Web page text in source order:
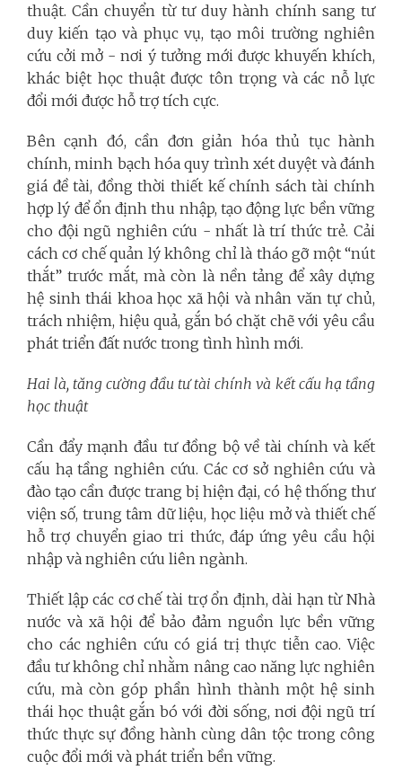
thuật. Cần chuyển từ tư duy hành chính sang tư
duy kiến tạo và phục vụ, tạo môi trường nghiên
cứu cởi mở - nơi ý tưởng mới được khuyến khích,
khác biệt học thuật được tôn trọng và các nỗ lực
đổi mới được hỗ trợ tích cực.
Bên cạnh đó, cần đơn giản hóa thủ tục hành
chính, minh bạch hóa quy trình xét duyệt và đánh
giá đề tài, đồng thời thiết kế chính sách tài chính
hợp lý để ổn định thu nhập, tạo động lực bền vững
cho đội ngũ nghiên cứu - nhất là trí thức trẻ. Cải
cách cơ chế quản lý không chỉ là tháo gỡ một “nút
thắt” trước mắt, mà còn là nền tảng để xây dựng
hệ sinh thái khoa học xã hội và nhân văn tự chủ,
trách nhiệm, hiệu quả, gắn bó chặt chẽ với yêu cầu
phát triển đất nước trong tình hình mới.
Hai là, tăng cường đầu tư tài chính và kết cấu hạ tầng
học thuật
Cần đẩy mạnh đầu tư đồng bộ về tài chính và kết
cấu hạ tầng nghiên cứu. Các cơ sở nghiên cứu và
đào tạo cần được trang bị hiện đại, có hệ thống thư
viện số, trung tâm dữ liệu, học liệu mở và thiết chế
hỗ trợ chuyển giao tri thức, đáp ứng yêu cầu hội
nhập và nghiên cứu liên ngành.
Thiết lập các cơ chế tài trợ ổn định, dài hạn từ Nhà
nước và xã hội để bảo đảm nguồn lực bền vững
cho các nghiên cứu có giá trị thực tiễn cao. Việc
đầu tư không chỉ nhằm nâng cao năng lực nghiên
cứu, mà còn góp phần hình thành một hệ sinh
thái học thuật gắn bó với đời sống, nơi đội ngũ trí
thức thực sự đồng hành cùng dân tộc trong công
cuộc đổi mới và phát triển bền vững.